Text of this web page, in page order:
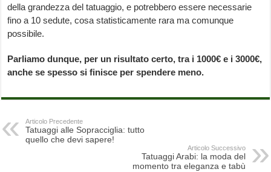
della grandezza del tatuaggio, e potrebbero essere necessarie
fino a 10 sedute, cosa statisticamente rara ma comunque
possibile.
Parliamo dunque, per un risultato certo, tra i 1000€ e i 3000€,
anche se spesso si finisce per spendere meno.
Articolo Precedente
Tatuaggi alle Sopracciglia: tutto
quello che devi sapere!
Articolo Successivo
Tatuaggi Arabi: la moda del
momento tra eleganza e tabù